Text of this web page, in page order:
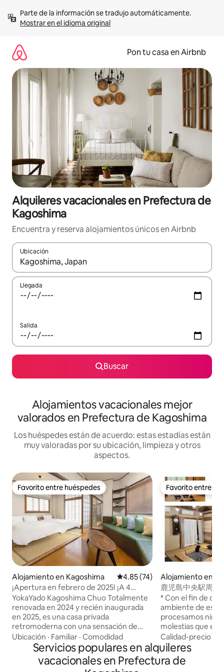
contenidoMostrar en el idioma original
Pon tu casa en Airbnb
Alquileres vacacionales en Prefectura de
Kagoshima
Encuentra y reserva alojamientos únicos en Airbnb
Ubicación
Cuando los resultados estén disponibles, navega con las
Llegada
Salida
Buscar
Alojamientos vacacionales mejor
valorados en Prefectura de Kagoshima
Los huéspedes están de acuerdo: estas estadías están
muy valoradas por su ubicación, limpieza y otros
aspectos.
Favorito entre huéspedes
Favorito entre huéspedes
Alojamiento en Kagoshima Calificación promedio: 4.85 de
4.85 (74)
¡Apertura en febrero de 2025! ¡A 4
minutos a pie de la estación central!
Alojamiento privado japonés moderno y
retro - Relájate en el balcón de la azotea
YokaYado Kagoshima Chuo Totalmente
renovada en 2024 y recién inaugurada
en 2025, es una casa privada
retromoderna con una sensación de
limpieza. Creé esta posada con el
concepto de "un espacio donde puedes
relajarte con tu familia y amigos
mientras disfrutas de la nostalgia de las
Ubicación · Familiar · Comodidad
Favorito entre
Favorito entre
Alojamiento en
鹿児島中央駅周辺
estacionamiento
¡WiFi!
hogar!
* Con el fin de
ambiente de esta
procesamos
molestias que
Este edificio está
exclusivamente
techo es
intoxicación por
Calidad-precio
Servicios populares en alquileres
vacacionales en Prefectura de